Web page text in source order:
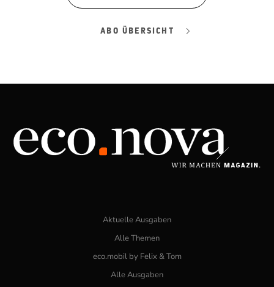
ABO ÜBERSICHT
Aktuelle Ausgaben
Alle Themen
eco.mobil by Felix & Tom
Alle Ausgaben